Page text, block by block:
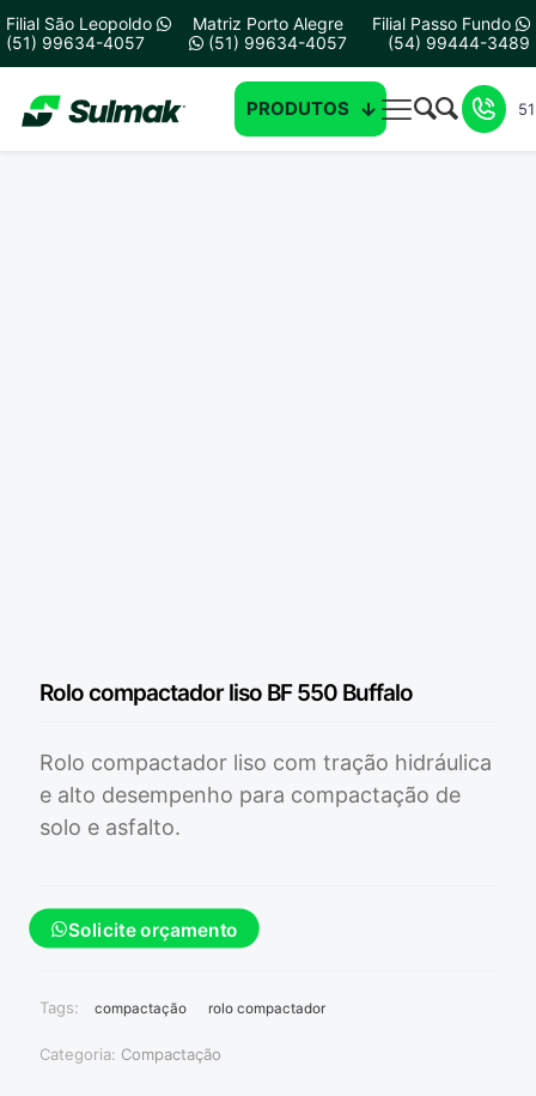
Filial São Leopoldo
(51) 99634-4057
Matriz Porto Alegre
(51) 99634-4057
Filial Passo Fundo
(54) 99444-3489
PRODUTOS
Rolo compactador liso BF 550 Buffalo
Rolo compactador liso com tração hidráulica
e alto desempenho para compactação de
solo e asfalto.
Solicite orçamento
Tags: compactação rolo compactador
Categoria: Compactação